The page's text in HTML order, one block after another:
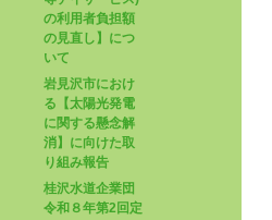
の利用者負担額
の見直し】につ
いて
岩見沢市におけ
る【太陽光発電
に関する懸念解
消】に向けた取
り組み報告
桂沢水道企業団
令和８年第2回定